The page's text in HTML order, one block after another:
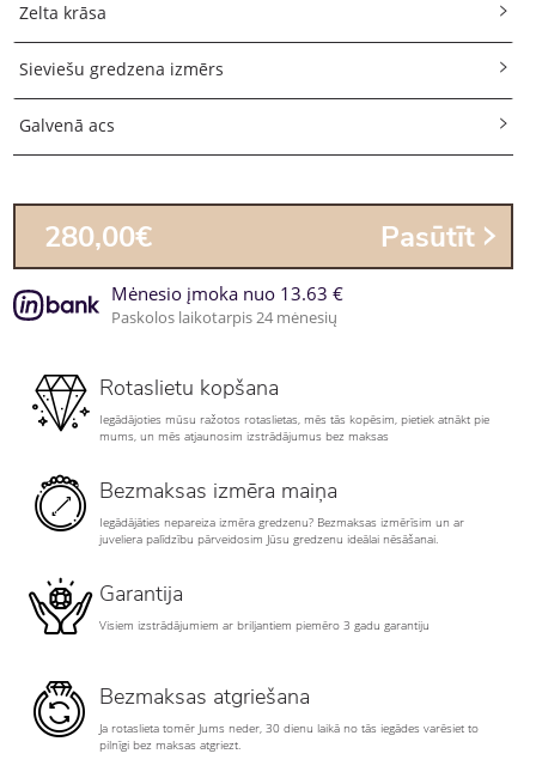
Zelta krāsa
Sieviešu gredzena izmērs
Galvenā acs
280,00€ Pasūtīt
Mėnesio įmoka nuo 13.63 €
Paskolos laikotarpis 24 mėnesių
Rotaslietu kopšana
Iegādājoties mūsu ražotos rotaslietas, mēs tās kopēsim, pietiek atnākt pie
mums, un mēs atjaunosim izstrādājumus bez maksas
Bezmaksas izmēra maiņa
Iegādājāties nepareiza izmēra gredzenu? Bezmaksas izmērīsim un ar
juveliera palīdzību pārveidosim Jūsu gredzenu ideālai nēsāšanai.
Garantija
Visiem izstrādājumiem ar briljantiem piemēro 3 gadu garantiju
Bezmaksas atgriešana
Ja rotaslieta tomēr Jums neder, 30 dienu laikā no tās iegādes varēsiet to
pilnīgi bez maksas atgriezt.